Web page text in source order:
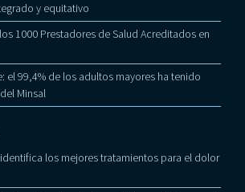
y equitativo
1000 Prestadores de Salud Acreditados en
el 99,4% de los adultos mayores ha tenido
Minsal
los mejores tratamientos para el dolor